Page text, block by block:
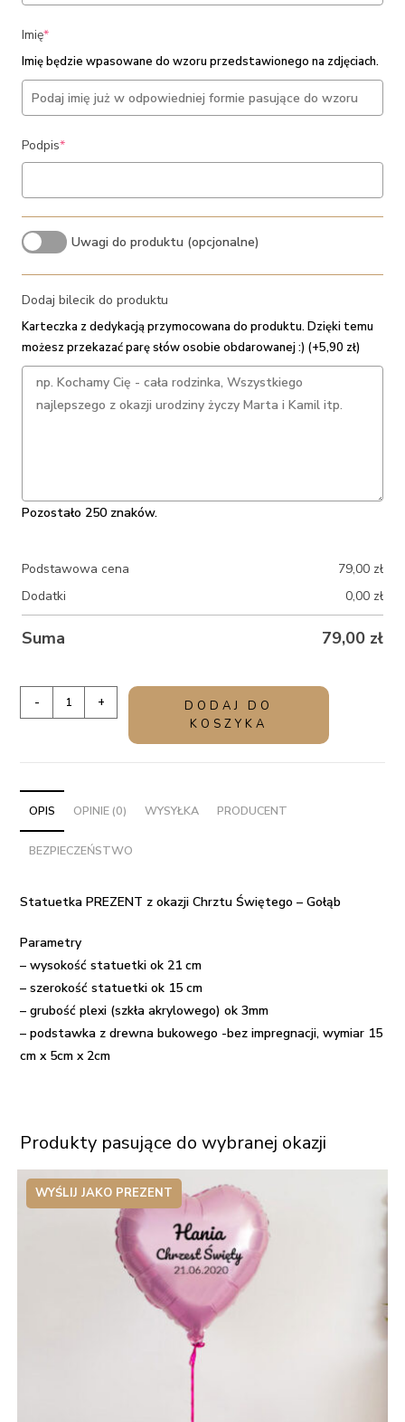
Imię*(required)
Imię będzie wpasowane do wzoru przedstawionego na zdjęciach.
Podpis*(required)
Uwagi do produktu (opcjonalne)
Dodaj bilecik do produktu
Karteczka z dedykacją przymocowana do produktu. Dzięki temu
możesz przekazać parę słów osobie obdarowanej :) (+5,90 zł)
Pozostało 250 znaków.
Podstawowa cena 79,00 zł
Dodatki
0,00 zł
Suma 79,00 zł
Statuetka
okazji
Chrztu
Świętego
- +
DODAJ DO
KOSZYKA
OPIS OPINIE (0) WYSYŁKA PRODUCENT
BEZPIECZEŃSTWO
Statuetka PREZENT z okazji Chrztu Świętego – Gołąb
Parametry
– wysokość statuetki ok 21 cm
– szerokość statuetki ok 15 cm
– grubość plexi (szkła akrylowego) ok 3mm
– podstawka z drewna bukowego -bez impregnacji, wymiar 15
cm x 5cm x 2cm
Produkty pasujące do wybranej okazji
WYŚLIJ JAKO PREZENT